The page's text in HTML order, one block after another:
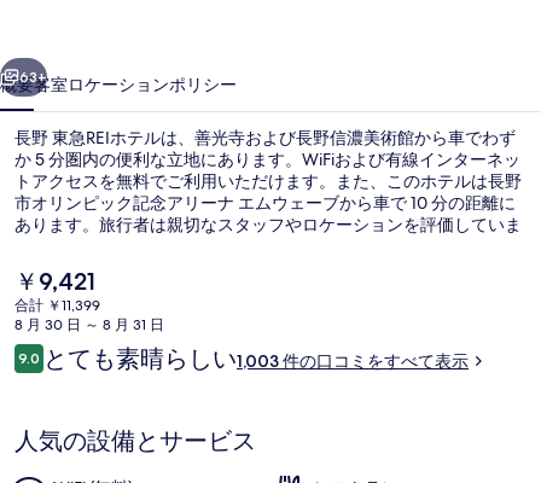
ル
の
写
真
ギ
ャ
ラ
リ
ー
63+
概要客室ロケーションポリシー
長野 東急REIホテルは、善光寺および長野信濃美術館から車でわず
か 5 分圏内の便利な立地にあります。WiFiおよび有線インターネッ
トアクセスを無料でご利用いただけます。また、このホテルは長野
市オリンピック記念アリーナ エムウェーブから車で 10 分の距離に
あります。旅行者は親切なスタッフやロケーションを評価していま
す。すぐそばに長野駅があります。
現
在
の
料
金
で
す
￥9,421
合計 ￥11,399
8 月 30 日 ～ 8 月 31 日
口
コ
9.010段階中9.0
とても素晴らしい1,003 件の口コミをすべて表示
人気の設備とサービス